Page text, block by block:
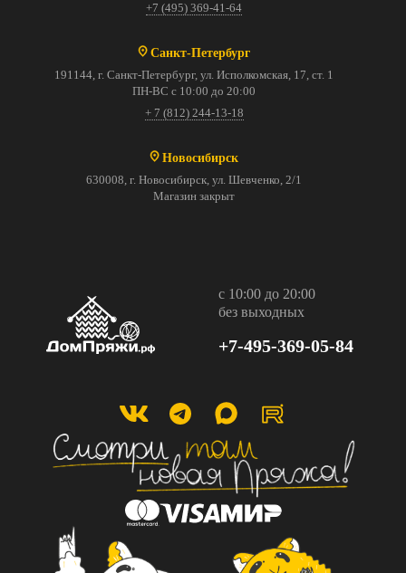
+7 (495) 369-41-64
Санкт-Петербург
191144, г. Санкт-Петербург, ул. Исполкомская, 17, ст. 1
ПН-ВС с 10:00 до 20:00
+ 7 (812) 244-13-18
Новосибирск
630008, г. Новосибирск, ул. Шевченко, 2/1
Магазин закрыт
с 10:00 до 20:00
без выходных
+7-495-369-05-84